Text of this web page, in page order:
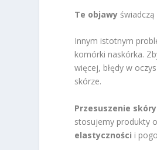
Te objawy
Innym istotnym
komórki naskórka.
więcej, błędy w
skórze.
Przesuszenie skóry
stosujemy produkty
elastyczności i